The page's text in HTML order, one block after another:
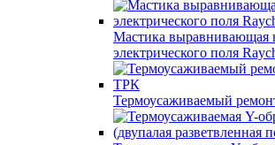
Мастика выравнивающая
электрического поля
Термоусаживаемый